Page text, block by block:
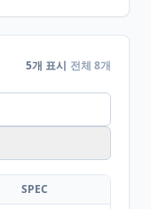
5개 표시 전체 8개
SPEC